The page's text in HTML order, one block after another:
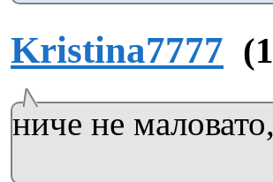
Kristina7777
ниче не